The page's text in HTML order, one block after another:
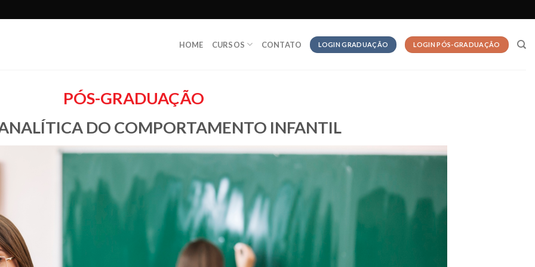
HOME CURSOS CONTATO LOGIN GRADUAÇÃO LOGIN PÓS-GRADUAÇÃO
PÓS-GRADUAÇÃO
DO COMPORTAMENTO INFANTIL